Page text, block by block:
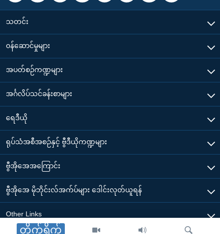
တိုက်ရိုက်
သတင်း
၀န်ဆောင်မှုများ
အပတ်စဉ်ကဏ္ဍများ
အင်္ဂလိပ်သင်ခန်းစာများ
ရေဒီယို
ရုပ်သံအစီအစဉ်နှင့် ဗွီဒီယိုကဏ္ဍများ
ဗွီအိုအေအကြောင်း
ဗွီအိုအေ မိုဘိုင်းလ်အက်ပ်များ ဒေါင်းလုတ်ယူရန်
Other Links